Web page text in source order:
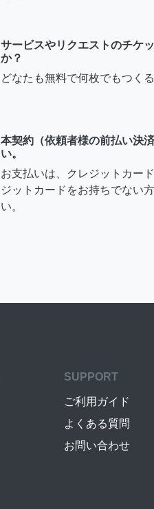
サービスやリクエストのチケ
か？
どなたも無料で何枚でもつく
本契約（依頼者様の前払い決
い。
お支払いは、クレジットカー
ジットカードをお持ちでない
い。
SUPPORT
ご利用ガイド
よくある質問
お問い合わせ